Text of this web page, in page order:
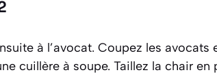
à l’avocat. Coupez les
cuillère à soupe. Taillez la chair